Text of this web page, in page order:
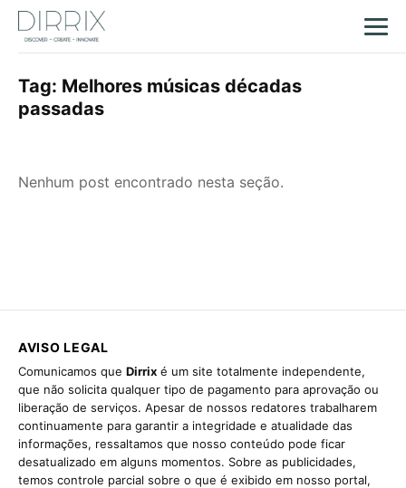
Tag: Melhores músicas décadas
passadas
Nenhum post encontrado nesta seção.
AVISO LEGAL
Comunicamos que Dirrix é um site totalmente independente,
que não solicita qualquer tipo de pagamento para aprovação ou
liberação de serviços. Apesar de nossos redatores trabalharem
continuamente para garantir a integridade e atualidade das
informações, ressaltamos que nosso conteúdo pode ficar
desatualizado em alguns momentos. Sobre as publicidades,
temos controle parcial sobre o que é exibido em nosso portal,